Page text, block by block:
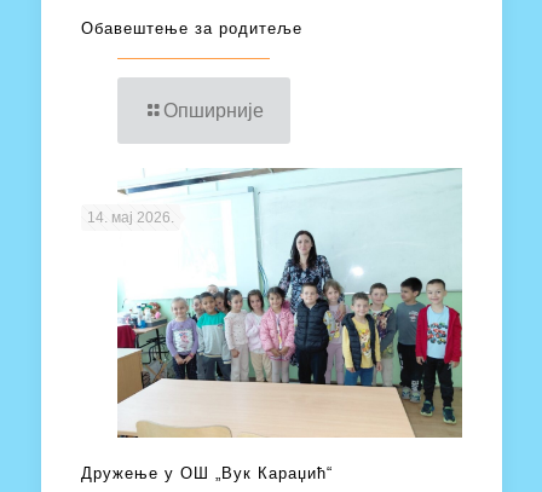
Обавештење за родитеље
Опширније
14. мај 2026.
Дружење у ОШ „Вук Караџић“